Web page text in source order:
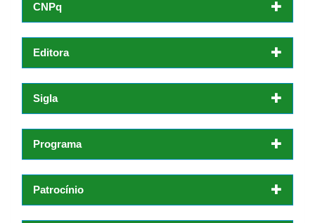
CNPq
Editora
Sigla
Programa
Patrocínio